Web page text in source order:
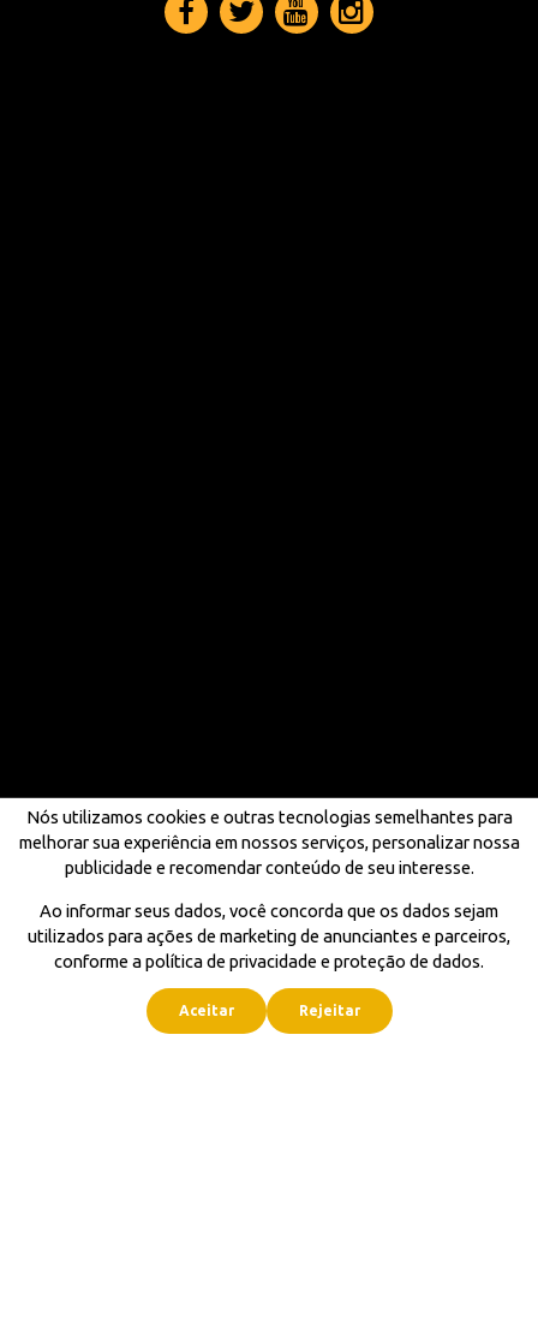
Nós utilizamos cookies e outras tecnologias semelhantes para
melhorar sua experiência em nossos serviços, personalizar nossa
publicidade e recomendar conteúdo de seu interesse.
Ao informar seus dados, você concorda que os dados sejam
utilizados para ações de marketing de anunciantes e parceiros,
conforme a política de privacidade e proteção de dados.
Aceitar Rejeitar